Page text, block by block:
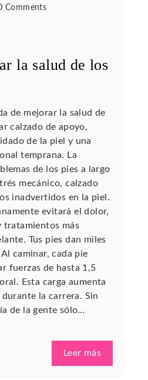
Comments
la salud de los
de mejorar la salud de
calzado de apoyo,
de la piel y una
temprana. La
de los pies a largo
mecánico, calzado
inadvertidos en la piel.
evitará el dolor,
tratamientos más
Tus pies dan miles
caminar, cada pie
fuerzas de hasta 1,5
Esta carga aumenta
la carrera. Sin
de la gente sólo…
Leer más